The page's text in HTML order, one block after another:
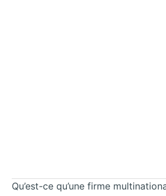
Qu’est-ce qu’une firme